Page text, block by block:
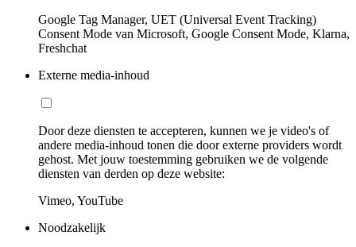
Google Tag Manager, UET (Universal Event Tracking)
Consent Mode van Microsoft, Google Consent Mode, Klarna,
Freshchat
Externe media-inhoud
Door deze diensten te accepteren, kunnen we je video's of
andere media-inhoud tonen die door externe providers wordt
gehost. Met jouw toestemming gebruiken we de volgende
diensten van derden op deze website:
Vimeo, YouTube
Noodzakelijk